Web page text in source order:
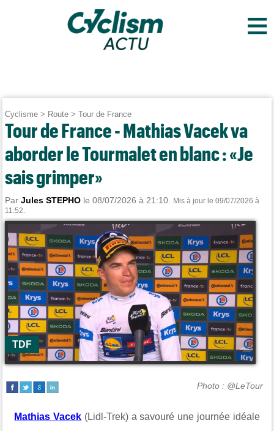
≡
Cyclisme > Route >Tour de France
Tour de France - Mathias Vacek va
aborder le Tourmalet en blanc : «Je
sais grimper»
ParJules STEPHO le 08/07/2026 à 21:10.
Mis à jour le 09/07/2026 à
11:52.
TDF
Photo : @LeTour
Mathias Vacek (Lidl-Trek) a savouré une journée idéale